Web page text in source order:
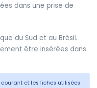
dans une prise de
du Sud et au Brésil.
être insérées dans
et les fiches utilisées